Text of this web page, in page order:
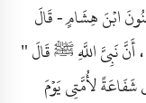
ابْنَ هِشَامٍ - قَالَ
أَنَّ نَبِيَّ اللَّهِ ﷺ قَالَ "
شَفَاعَةً لأُمَّتِي يَوْمَ